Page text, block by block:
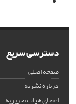
دسترسی سریع
صفحه اصلی
درباره نشریه
اعضای هیات تحریریه